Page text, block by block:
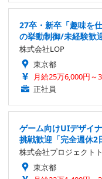
27卒・新卒「趣味を
の挙動制御/未経験歓
株式会社LOP
東京都
月給25万6,000円～
正社員
ゲーム向けUIデザイ
挑戦歓迎「完全週休2
株式会社プロジェクト
東京都